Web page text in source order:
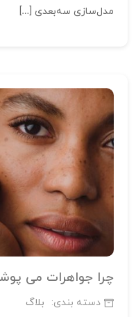
مدل‌سازی سه‌بعدی […]
چرا جواهرات می
دسته بندی:
بلاگ